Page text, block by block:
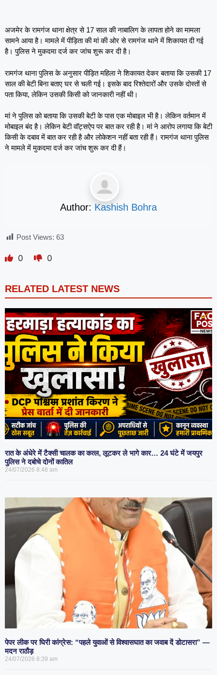
अजमेर के रामगंज थाना क्षेत्र से 17 साल की नाबालिग के लापता होने का मामला
सामने आया है। मामले में पीड़िता की मां की ओर से रामगंज थाने में शिकायत दी गई
है। पुलिस ने मुकदमा दर्ज कर जांच शुरू कर दी है।
रामगंज थाना पुलिस के अनुसार पीड़ित महिला ने शिकायत देकर बताया कि उसकी 17
साल की बेटी बिना बताए घर से चली गई। इसके बाद रिश्तेदारों और उसके दोस्तों से
पता किया, लेकिन उसकी किसी को जानकारी नहीं थी।
मां ने पुलिस को बताया कि उसकी बेटी के पास एक मोबाइल भी है। लेकिन वर्तमान में
मोबाइल बंद है। लेकिन बेटी वॉट्सऐप पर बात कर रही है। मां ने आरोप लगाया कि बेटी
किसी के दबाव में बात कर रही है और लोकेशन नहीं बता रही हैं। रामगंज थाना पुलिस
ने मामले में मुकदमा दर्ज कर जांच शुरू कर दी हैं।
Author: Kashish Bohra
Post Views: 63
0 0
RELATED LATEST NEWS
रात के अंधेरे में टैक्सी चालक का कत्ल, लूटकर ले भागे कार… 24 घंटे में जयपुर
पुलिस ने दबोचे दोनों कातिल
24/07/2026 8:48 am
पेपर लीक पर घिरी कांग्रेस: “पहले युवाओं से विश्वासघात का जवाब दें डोटासरा” —
मदन राठौड़
24/07/2026 8:39 am